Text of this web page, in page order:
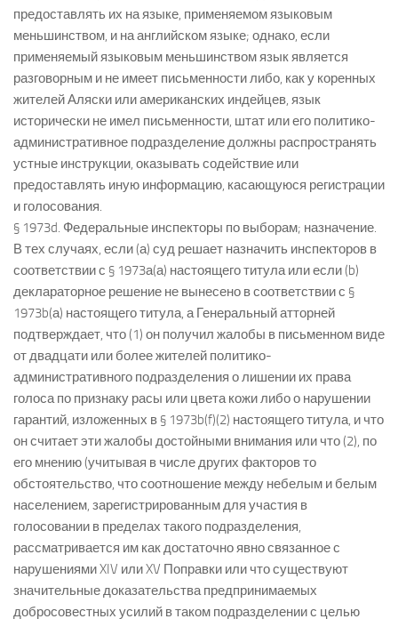
предоставлять их на языке, применяемом языковым
меньшинством, и на английском языке; однако, если
применяемый языковым меньшинством язык является
разговорным и не имеет письменности либо, как у коренных
жителей Аляски или американских индейцев, язык
исторически не имел письменности, штат или его политико-
административное подразделение должны распространять
устные инструкции, оказывать содействие или
предоставлять иную информацию, касающуюся регистрации
и голосования.
§ 1973d. Федеральные инспекторы по выборам; назначение.
В тех случаях, если (а) суд решает назначить инспекторов в
соответствии с § 1973а(а) настоящего титула или если (b)
деклараторное решение не вынесено в соответствии с §
1973b(а) настоящего титула, а Генеральный атторней
подтверждает, что (1) он получил жалобы в письменном виде
от двадцати или более жителей политико-
административного подразделения о лишении их права
голоса по признаку расы или цвета кожи либо о нарушении
гарантий, изложенных в § 1973b(f)(2) настоящего титула, и что
он считает эти жалобы достойными внимания или что (2), по
его мнению (учитывая в числе других факторов то
обстоятельство, что соотношение между небелым и белым
населением, зарегистрированным для участия в
голосовании в пределах такого подразделения,
рассматривается им как достаточно явно связанное с
нарушениями XIV или XV Поправки или что существуют
значительные доказательства предпринимаемых
добросовестных усилий в таком подразделении с целью